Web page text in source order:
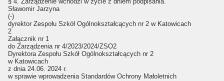
Sławomir Jarzyna
(-)
dyrektor Zespołu Szkół Ogólnokształcących nr 2 w Katowicach
2
Załącznik nr 1
do Zarządzenia nr 4/2023/2024/ZSO2
Dyrektora Zespołu Szkół Ogólnokształcących nr 2
w Katowicach
z dnia 24.06. 2024 r.
w sprawie wprowadzenia Standardów Ochrony Małoletnich